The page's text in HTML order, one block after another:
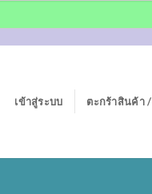
เข้าสู่ระบบ ตะกร้าสินค้า /